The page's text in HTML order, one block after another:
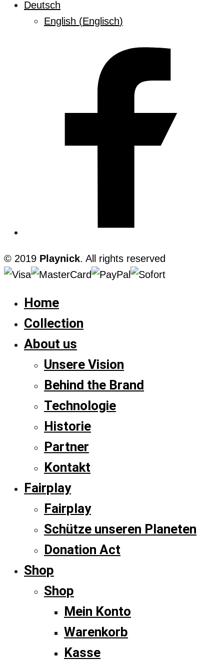
Deutsch
English (Englisch)
© 2019 Playnick. All rights reserved
Home
Collection
About us
Unsere Vision
Behind the Brand
Technologie
Historie
Partner
Kontakt
Fairplay
Fairplay
Schütze unseren Planeten
Donation Act
Shop
Shop
Mein Konto
Warenkorb
Kasse